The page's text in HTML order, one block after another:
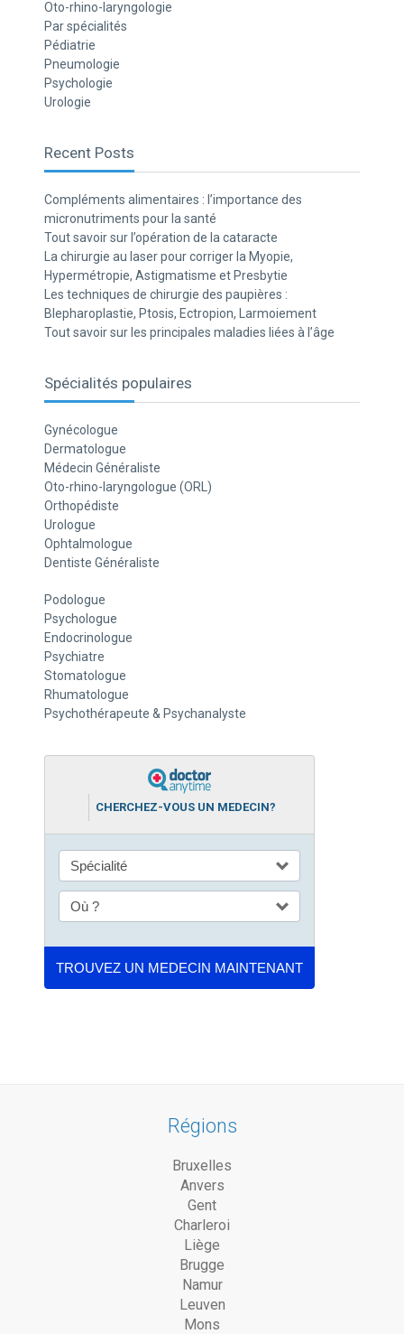
Oto-rhino-laryngologie
Par spécialités
Pédiatrie
Pneumologie
Psychologie
Urologie
Recent Posts
Compléments alimentaires : l’importance des
micronutriments pour la santé
Tout savoir sur l’opération de la cataracte
La chirurgie au laser pour corriger la Myopie,
Hypermétropie, Astigmatisme et Presbytie
Les techniques de chirurgie des paupières :
Blepharoplastie, Ptosis, Ectropion, Larmoiement
Tout savoir sur les principales maladies liées à l’âge
Spécialités populaires
Gynécologue
Dermatologue
Médecin Généraliste
Oto-rhino-laryngologue (ORL)
Orthopédiste
Urologue
Ophtalmologue
Dentiste Généraliste
Podologue
Psychologue
Endocrinologue
Psychiatre
Stomatologue
Rhumatologue
Psychothérapeute & Psychanalyste
CHERCHEZ-VOUS UN MEDECIN?
Régions
Bruxelles
Anvers
Gent
Charleroi
Liège
Brugge
Namur
Leuven
Mons